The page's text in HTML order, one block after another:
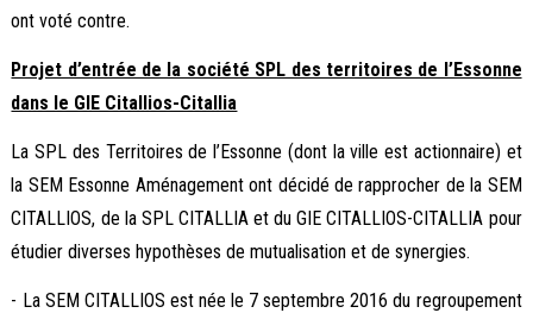
ont voté contre.
Projet d’entrée de la société SPL des territoires de l’Essonne
dans le GIE Citallios-Citallia
La SPL des Territoires de l’Essonne (dont la ville est actionnaire) et
la SEM Essonne Aménagement ont décidé de rapprocher de la SEM
CITALLIOS, de la SPL CITALLIA et du GIE CITALLIOS-CITALLIA pour
étudier diverses hypothèses de mutualisation et de synergies.
- La SEM CITALLIOS est née le 7 septembre 2016 du regroupement